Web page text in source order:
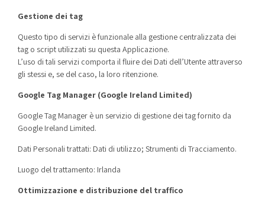
Gestione dei tag
Questo tipo di servizi è funzionale alla gestione centralizzata dei
tag o script utilizzati su questa Applicazione.
L’uso di tali servizi comporta il fluire dei Dati dell’Utente attraverso
gli stessi e, se del caso, la loro ritenzione.
Google Tag Manager (Google Ireland Limited)
Google Tag Manager è un servizio di gestione dei tag fornito da
Google Ireland Limited.
Dati Personali trattati: Dati di utilizzo; Strumenti di Tracciamento.
Luogo del trattamento: Irlanda
Ottimizzazione e distribuzione del traffico